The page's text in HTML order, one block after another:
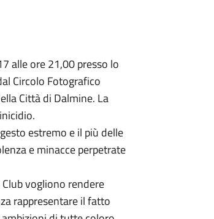
alle ore 21,00 presso lo
Circolo Fotografico
Città di Dalmine. La
estremo e il più delle
e minacce perpetrate
vogliono rendere
rappresentare il fatto